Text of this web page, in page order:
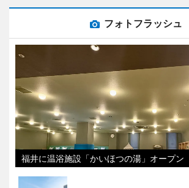
フォトフラッシュ
福井に温浴施設「かいほつの湯」オープン